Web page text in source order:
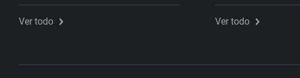
Ver todo Ver todo